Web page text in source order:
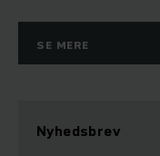
SE MERE
Nyhedsbrev